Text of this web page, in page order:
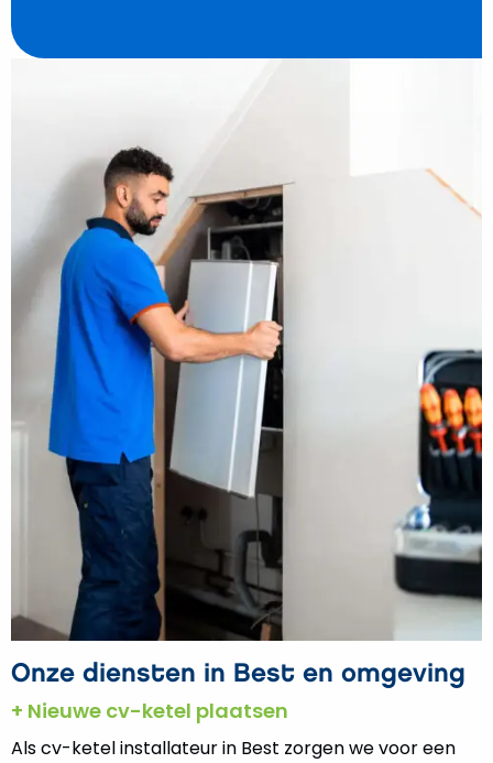
Onze diensten in Best en omgeving
+ Nieuwe cv-ketel plaatsen
Als cv-ketel installateur in Best zorgen we voor een